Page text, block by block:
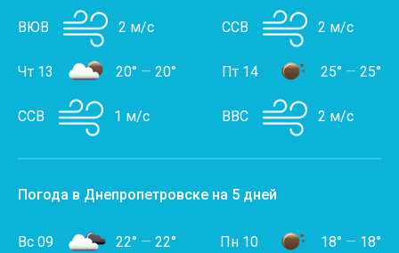
ВЮВ 2 м/с ССВ 2 м/с
Чт 13 20° — 20°
ССВ 1 м/с
Пт 14 25° — 25°
ВВС 2 м/с
Погода в Днепропетровске на 5 дней
Вс 09 22° — 22° Пн 10 18° — 18°